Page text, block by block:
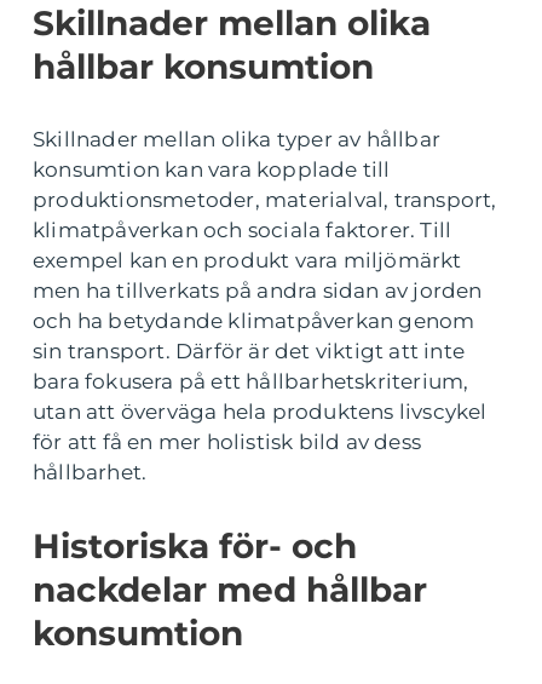
Skillnader mellan olika
hållbar konsumtion
Skillnader mellan olika typer av hållbar
konsumtion kan vara kopplade till
produktionsmetoder, materialval, transport,
klimatpåverkan och sociala faktorer. Till
exempel kan en produkt vara miljömärkt
men ha tillverkats på andra sidan av jorden
och ha betydande klimatpåverkan genom
sin transport. Därför är det viktigt att inte
bara fokusera på ett hållbarhetskriterium,
utan att överväga hela produktens livscykel
för att få en mer holistisk bild av dess
hållbarhet.
Historiska för- och
nackdelar med hållbar
konsumtion